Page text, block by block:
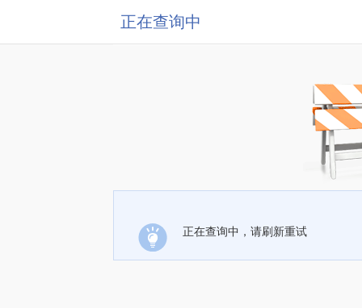
正在查询中
正在查询中，请刷新重试